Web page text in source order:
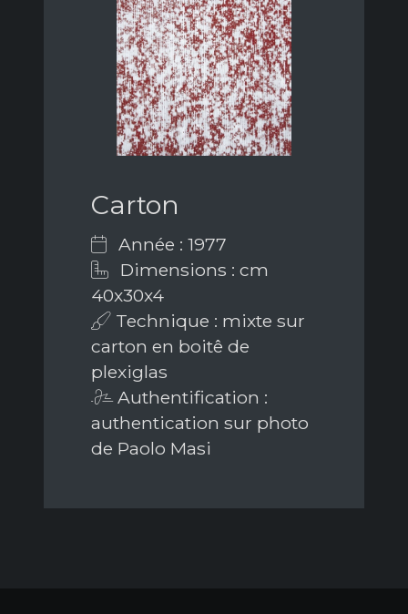
Carton
Année : 1977
Dimensions : cm
40x30x4
Technique : mixte sur
carton en boitê de
plexiglas
Authentification :
authentication sur photo
de Paolo Masi